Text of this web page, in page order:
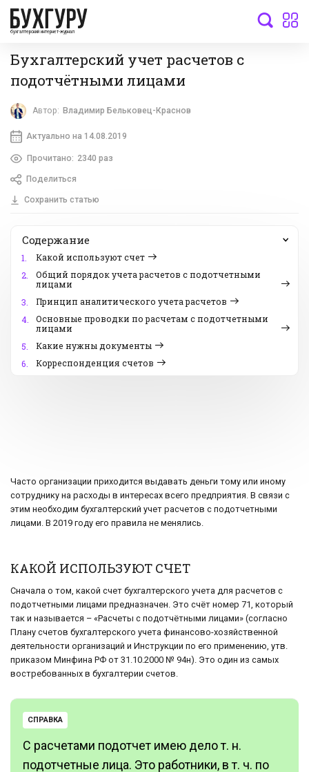
бухгалтерский интернет-журнал
Бухгалтерский учет расчетов с
подотчётными лицами
Автор: Владимир Бельковец-Краснов
Актуально на 14.08.2019
Прочитано: 2340 раз
Поделиться
Сохранить статью
Содержание
1.
Какой используют счет
2.
Общий порядок учета расчетов с подотчетными
лицами
3.
Принцип аналитического учета расчетов
4.
Основные проводки по расчетам с подотчетными
лицами
5.
Какие нужны документы
6.
Корреспонденция счетов
Часто организации приходится выдавать деньги тому или иному
сотруднику на расходы в интересах всего предприятия. В связи с
этим необходим бухгалтерский учет расчетов с подотчетными
лицами. В 2019 году его правила не менялись.
КАКОЙ ИСПОЛЬЗУЮТ СЧЕТ
Сначала о том, какой счет бухгалтерского учета для расчетов с
подотчетными лицами предназначен. Это счёт номер 71, который
так и называется – «Расчеты с подотчётными лицами» (согласно
Плану счетов бухгалтерского учета финансово-хозяйственной
деятельности организаций и Инструкции по его применению, утв.
приказом Минфина РФ от 31.10.2000 № 94н). Это один из самых
востребованных в бухгалтерии счетов.
СПРАВКА
С расчетами подотчет имею дело т. н.
подотчетные лица. Это работники, в т. ч. по